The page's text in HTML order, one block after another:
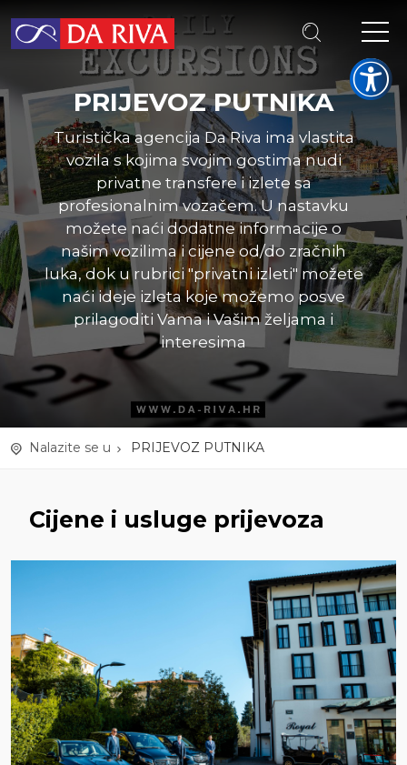
PRIJEVOZ PUTNIKA
Turistička agencija Da Riva ima vlastita
vozila s kojima svojim gostima nudi
privatne transfere i izlete sa
profesionalnim vozačem. U nastavku
možete naći dodatne informacije o
našim vozilima i cijene od/do zračnih
luka, dok u rubrici "privatni izleti" možete
naći ideje izleta koje možemo posve
prilagoditi Vama i Vašim željama i
interesima
Nalazite se u PRIJEVOZ PUTNIKA
Cijene i usluge prijevoza